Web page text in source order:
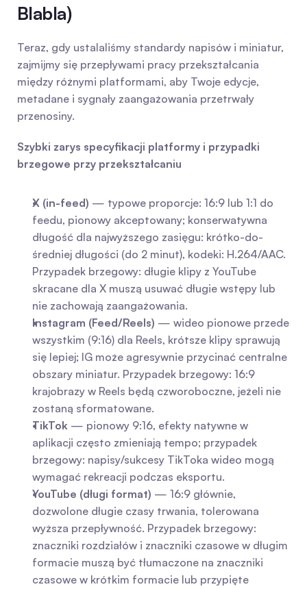
Blabla)
Teraz, gdy ustalaliśmy standardy napisów i miniatur,
zajmijmy się przepływami pracy przekształcania
między różnymi platformami, aby Twoje edycje,
metadane i sygnały zaangażowania przetrwały
przenosiny.
Szybki zarys specyfikacji platformy i przypadki
brzegowe przy przekształcaniu
X (in-feed) — typowe proporcje: 16:9 lub 1:1 do
feedu, pionowy akceptowany; konserwatywna
długość dla najwyższego zasięgu: krótko-do-
średniej długości (do 2 minut), kodeki: H.264/AAC.
Przypadek brzegowy: długie klipy z YouTube
skracane dla X muszą usuwać długie wstępy lub
nie zachowają zaangażowania.
Instagram (Feed/Reels) — wideo pionowe przede
wszystkim (9:16) dla Reels, krótsze klipy sprawują
się lepiej; IG może agresywnie przycinać centralne
obszary miniatur. Przypadek brzegowy: 16:9
krajobrazy w Reels będą czworoboczne, jeżeli nie
zostaną sformatowane.
TikTok — pionowy 9:16, efekty natywne w
aplikacji często zmieniają tempo; przypadek
brzegowy: napisy/sukcesy TikToka wideo mogą
wymagać rekreacji podczas eksportu.
YouTube (długi format) — 16:9 głównie,
dozwolone długie czasy trwania, tolerowana
wyższa przepływność. Przypadek brzegowy:
znaczniki rozdziałów i znaczniki czasowe w długim
formacie muszą być tłumaczone na znaczniki
czasowe w krótkim formacie lub przypięte